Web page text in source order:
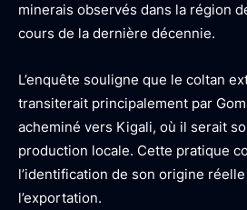
minerais observés dans la région
cours de la dernière décennie.
L’enquête souligne que le coltan
transiterait principalement par
acheminé vers Kigali, où il serait
production locale. Cette pratique
l’identification de son origine
l’exportation.